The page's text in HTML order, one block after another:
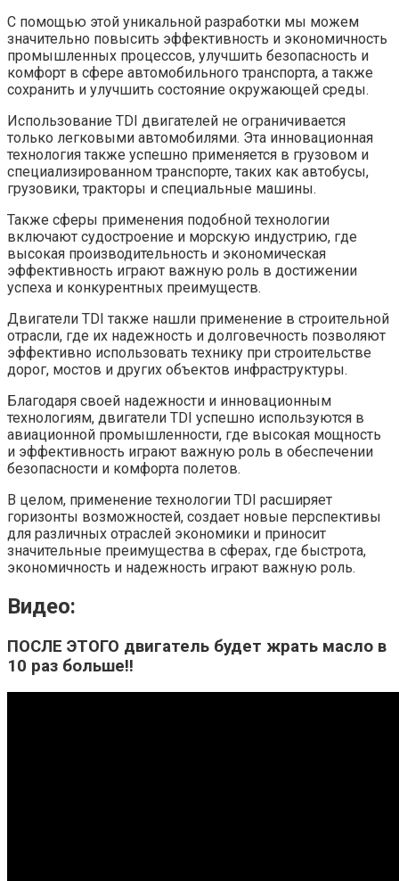
С помощью этой уникальной разработки мы можем
значительно повысить эффективность и экономичность
промышленных процессов, улучшить безопасность и
комфорт в сфере автомобильного транспорта, а также
сохранить и улучшить состояние окружающей среды.
Использование TDI двигателей не ограничивается
только легковыми автомобилями. Эта инновационная
технология также успешно применяется в грузовом и
специализированном транспорте, таких как автобусы,
грузовики, тракторы и специальные машины.
Также сферы применения подобной технологии
включают судостроение и морскую индустрию, где
высокая производительность и экономическая
эффективность играют важную роль в достижении
успеха и конкурентных преимуществ.
Двигатели TDI также нашли применение в строительной
отрасли, где их надежность и долговечность позволяют
эффективно использовать технику при строительстве
дорог, мостов и других объектов инфраструктуры.
Благодаря своей надежности и инновационным
технологиям, двигатели TDI успешно используются в
авиационной промышленности, где высокая мощность
и эффективность играют важную роль в обеспечении
безопасности и комфорта полетов.
В целом, применение технологии TDI расширяет
горизонты возможностей, создает новые перспективы
для различных отраслей экономики и приносит
значительные преимущества в сферах, где быстрота,
экономичность и надежность играют важную роль.
Видео:
ПОСЛЕ ЭТОГО двигатель будет жрать масло в
10 раз больше!!